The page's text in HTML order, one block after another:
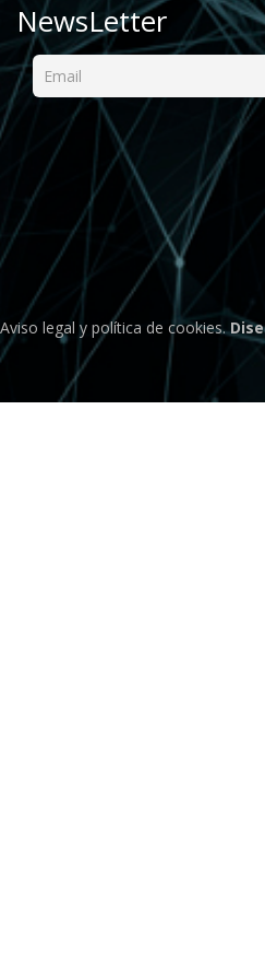
NewsLetter
Aviso legal y política de cookies.